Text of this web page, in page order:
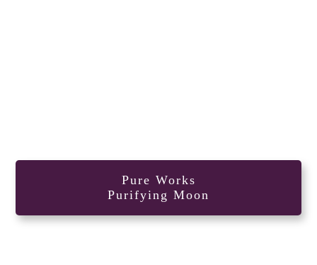
Pure Works
Purifying Moon